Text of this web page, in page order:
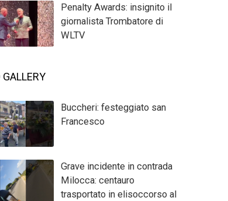
Penalty Awards: insignito il
giornalista Trombatore di
WLTV
GALLERY
Buccheri: festeggiato san
Francesco
Grave incidente in contrada
Milocca: centauro
trasportato in elisoccorso al